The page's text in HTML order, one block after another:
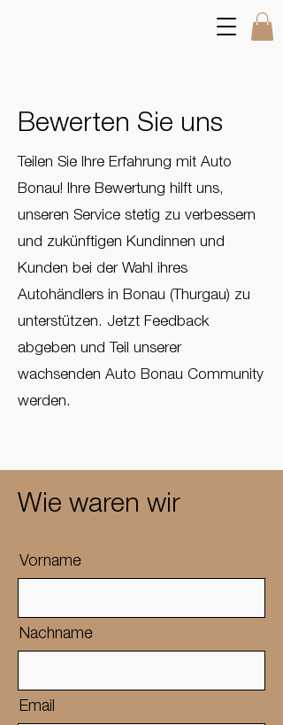
Bewerten Sie uns
​Teilen Sie Ihre Erfahrung mit Auto
Bonau! Ihre Bewertung hilft uns,
unseren Service stetig zu verbessern
und zukünftigen Kundinnen und
Kunden bei der Wahl ihres
Autohändlers in Bonau (Thurgau) zu
unterstützen. Jetzt Feedback
abgeben und Teil unserer
wachsenden Auto Bonau Community
werden.
Wie waren wir
Vorname
Nachname
Email